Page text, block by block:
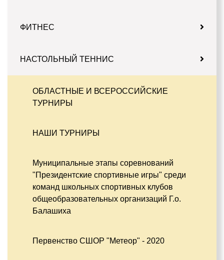
ФИТНЕС
НАСТОЛЬНЫЙ ТЕННИС
ОБЛАСТНЫЕ И ВСЕРОССИЙСКИЕ
ТУРНИРЫ
НАШИ ТУРНИРЫ
Муниципальные этапы соревнований
"Президентские спортивные игры" среди
команд школьных спортивных клубов
общеобразовательных организаций Г.о.
Балашиха
Первенство СШОР "Метеор" - 2020